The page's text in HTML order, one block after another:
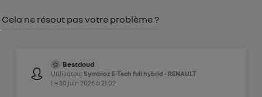
Cela ne résout pas votre problème ?
Bestdoud
UtilisateurSymbioz E-Tech full hybrid - RENAULT
Le 30 juin 2026à 21:02